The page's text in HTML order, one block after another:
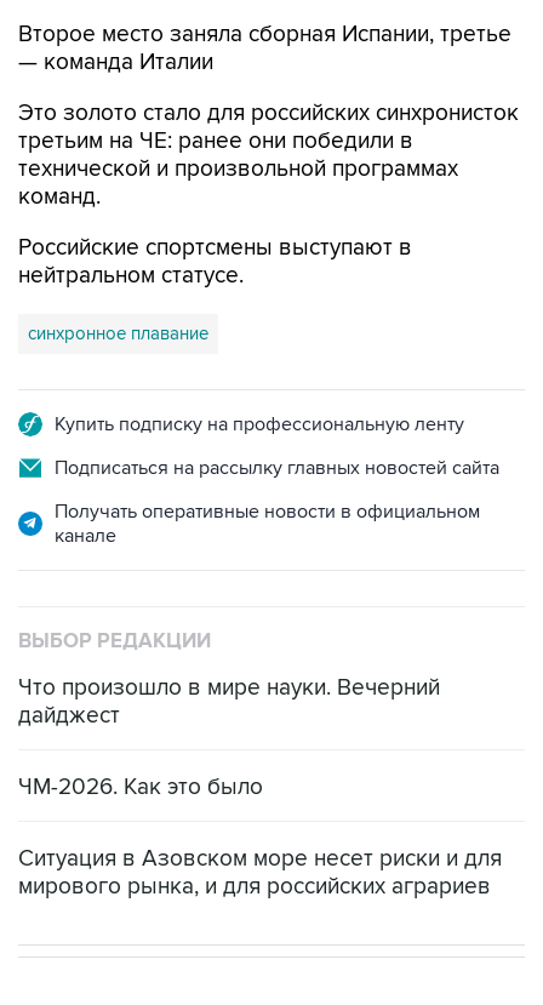
Второе место заняла сборная Испании, третье
— команда Италии
Это золото стало для российских синхронисток
третьим на ЧЕ: ранее они победили в
технической и произвольной программах
команд.
Российские спортсмены выступают в
нейтральном статусе.
синхронное плавание
Купить подписку на профессиональную ленту
Подписаться на рассылку главных новостей сайта
Получать оперативные новости в официальном
канале
ВЫБОР РЕДАКЦИИ
Что произошло в мире науки. Вечерний
дайджест
ЧМ-2026. Как это было
Ситуация в Азовском море несет риски и для
мирового рынка, и для российских аграриев